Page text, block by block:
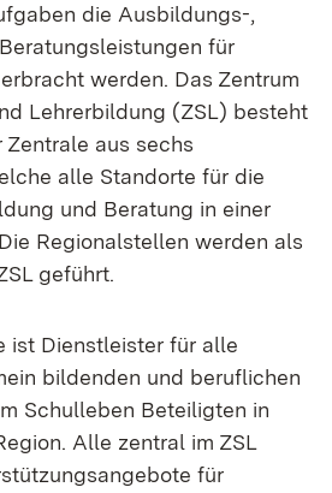
die Ausbildungs-,
für
werden. Das Zentrum
Lehrerbildung (ZSL) besteht
aus sechs
alle Standorte für die
und Beratung in einer
Regionalstellen werden als
geführt.
ist Dienstleister für alle
bildenden und beruflichen
Schulleben Beteiligten in
Alle zentral im ZSL
für